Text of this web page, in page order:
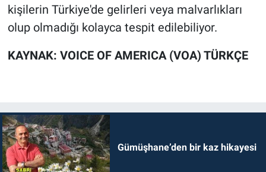
kişilerin Türkiye'de gelirleri veya malvarlıkları
olup olmadığı kolayca tespit edilebiliyor.
KAYNAK: VOICE OF AMERICA (VOA) TÜRKÇE
Gümüşhane’den bir kaz hikayesi